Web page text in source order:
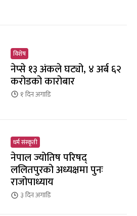
विशेष
नेप्से १३ अंकले घट्यो, ४ अर्ब ६२
करोडको कारोबार
१ दिनअगाडि
धर्म संस्कृती
नेपाल ज्योतिष परिषद्
ललितपुरको अध्यक्षमा पुनः
राजोपाध्याय
३ दिनअगाडि